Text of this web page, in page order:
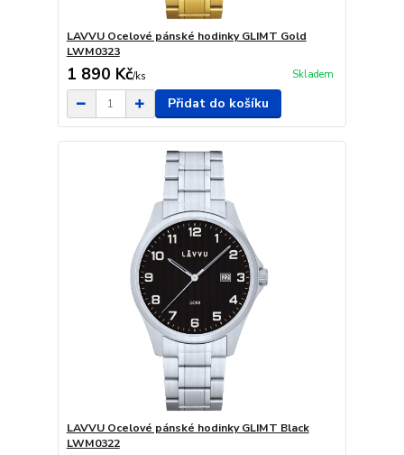
LAVVU Ocelové pánské hodinky GLIMT Gold
LWM0323
1 890 Kč/ks Skladem
Přidat do košíku
LAVVU Ocelové pánské hodinky GLIMT Black
LWM0322